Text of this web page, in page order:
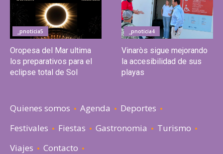
_pnoticia5
Oropesa del Mar ultima
los preparativos para el
eclipse total de Sol
_pnoticia4
Vinaròs sigue mejorando
la accesibilidad de sus
playas
Quienes somos Agenda
Deportes
Festivales
Fiestas Gastronomia
Turismo
Viajes
Contacto